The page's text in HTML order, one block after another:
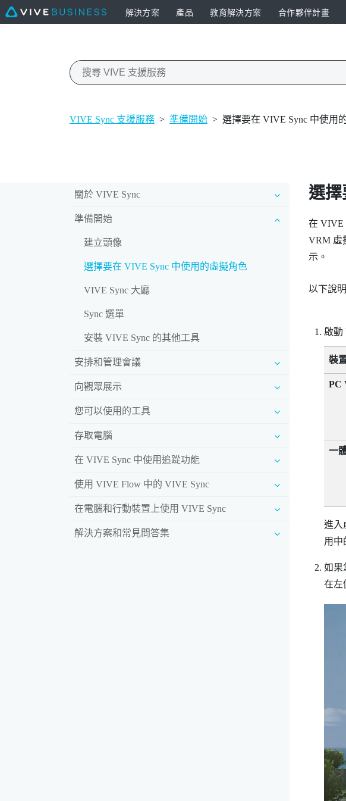
解決方案 產品 教育解決方案 合作夥伴計畫
VIVE Sync 支援服務 > 準備開始 > 選擇要在 VIVE Sync 中使用
關於 VIVE Sync
準備開始
建立頭像
選擇要在 VIVE Sync 中使用的虛擬角色
VIVE Sync 大廳
Sync 選單
安裝 VIVE Sync 的其他工具
安排和管理會議
向觀眾展示
您可以使用的工具
存取電腦
在 VIVE Sync 中使用追踨功能
使用 VIVE Flow 中的 VIVE Sync
在電腦和行動裝置上使用 VIVE Sync
解決方案和常見問答集
選
在 VIVE
VRM 虛
示。
以下說
啟動
裝
PC
一
進入
用中
如果
在左